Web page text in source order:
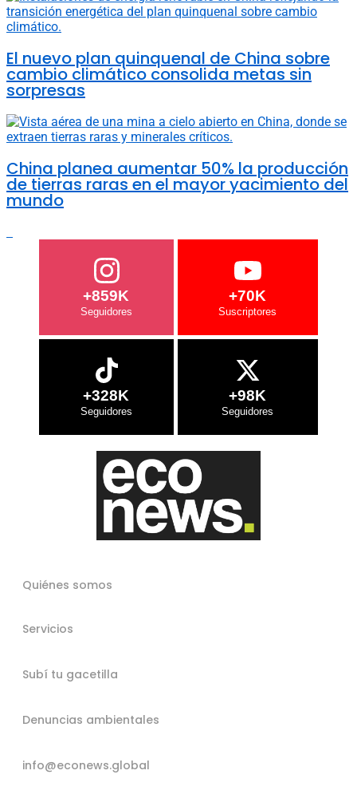
El nuevo plan quinquenal de China sobre
cambio climático consolida metas sin
sorpresas
China planea aumentar 50% la producción
de tierras raras en el mayor yacimiento del
mundo
+859K +70K
+328K +98K
Quiénes somos
Servicios
Subí tu gacetilla
Denuncias ambientales
info@econews.global